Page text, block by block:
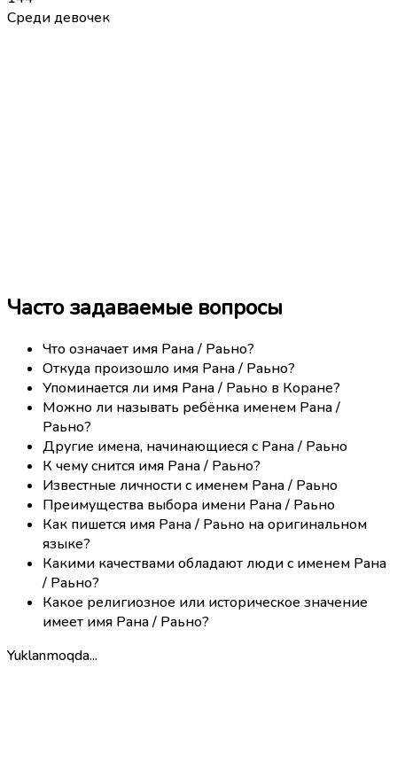
Среди девочек
Часто задаваемые вопросы
Что означает имя Рана / Раьно?
Откуда произошло имя Рана / Раьно?
Упоминается ли имя Рана / Раьно в Коране?
Можно ли называть ребёнка именем Рана /
Раьно?
Другие имена, начинающиеся с Рана / Раьно
К чему снится имя Рана / Раьно?
Известные личности с именем Рана / Раьно
Преимущества выбора имени Рана / Раьно
Как пишется имя Рана / Раьно на оригинальном
языке?
Какими качествами обладают люди с именем Рана
/ Раьно?
Какое религиозное или историческое значение
имеет имя Рана / Раьно?
Yuklanmoqda...